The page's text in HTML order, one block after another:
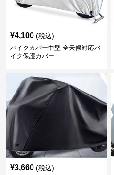
¥4,100 (税込)
バイクカバー中型 全天候対応バ
イク保護カバー
¥3,660 (税込)